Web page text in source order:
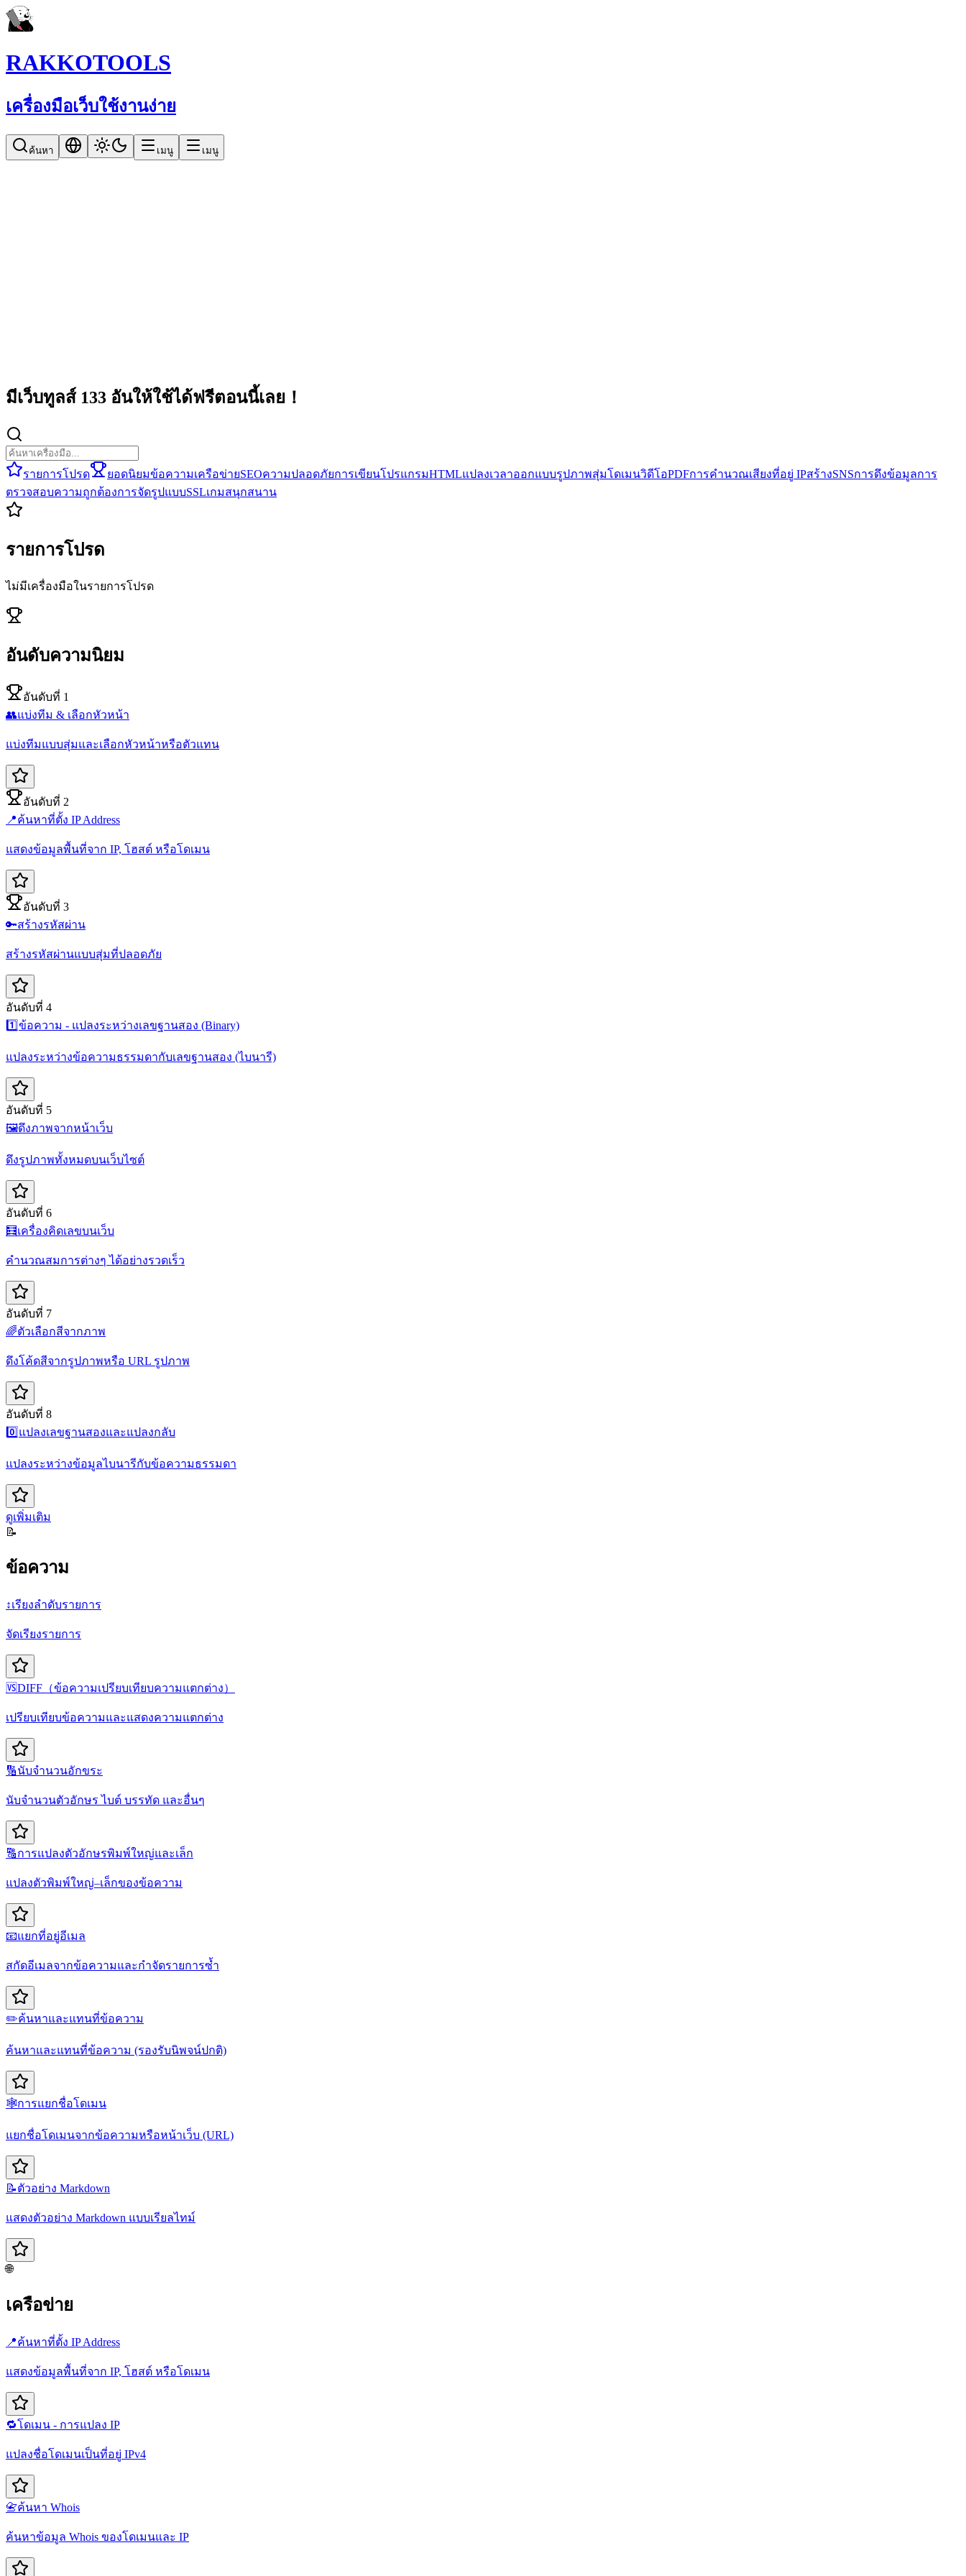
RAKKOTOOLS
เครื่องมือเว็บใช้งานง่าย
ค้นหา เมนู เมนู
มีเว็บทูลส์ 133 อันให้ใช้ได้ฟรีตอนนี้เลย！
รายการโปรด ยอดนิยมข้อความเครือข่ายSEOความปลอดภัยการเขียนโปรแกรมHTMLแปลงเวลาออกแบบรูปภาพสุ่มโดเมนวิดีโอPDFการคำนวณเสียงที่อยู่ IPสร้างSNSการดึงข้อมูลการ
ตรวจสอบความถูกต้องการจัดรูปแบบSSLเกมสนุกสนาน
รายการโปรด
ไม่มีเครื่องมือในรายการโปรด
อันดับความนิยม
อันดับที่ 1
👥แบ่งทีม & เลือกหัวหน้า
แบ่งทีมแบบสุ่มและเลือกหัวหน้าหรือตัวแทน
อันดับที่ 2
📍ค้นหาที่ตั้ง IP Address
แสดงข้อมูลพื้นที่จาก IP, โฮสต์ หรือโดเมน
อันดับที่ 3
🔑สร้างรหัสผ่าน
สร้างรหัสผ่านแบบสุ่มที่ปลอดภัย
อันดับที่ 4
1️⃣ข้อความ - แปลงระหว่างเลขฐานสอง (Binary)
แปลงระหว่างข้อความธรรมดากับเลขฐานสอง (ไบนารี)
อันดับที่ 5
🖼️ดึงภาพจากหน้าเว็บ
ดึงรูปภาพทั้งหมดบนเว็บไซต์
อันดับที่ 6
🧮เครื่องคิดเลขบนเว็บ
คำนวณสมการต่างๆ ได้อย่างรวดเร็ว
อันดับที่ 7
🌈ตัวเลือกสีจากภาพ
ดึงโค้ดสีจากรูปภาพหรือ URL รูปภาพ
อันดับที่ 8
0️⃣ แปลงเลขฐานสองและแปลงกลับ
แปลงระหว่างข้อมูลไบนารีกับข้อความธรรมดา
ดูเพิ่มเติม
📝
ข้อความ
↕️เรียงลำดับรายการ
จัดเรียงรายการ
🆚DIFF（ข้อความเปรียบเทียบความแตกต่าง）
เปรียบเทียบข้อความและแสดงความแตกต่าง
🔢นับจำนวนอักขระ
นับจำนวนตัวอักษร ไบต์ บรรทัด และอื่นๆ
🔠การแปลงตัวอักษรพิมพ์ใหญ่และเล็ก
แปลงตัวพิมพ์ใหญ่–เล็กของข้อความ
📧แยกที่อยู่อีเมล
สกัดอีเมลจากข้อความและกำจัดรายการซ้ำ
✏️ค้นหาและแทนที่ข้อความ
ค้นหาและแทนที่ข้อความ (รองรับนิพจน์ปกติ)
🕸️การแยกชื่อโดเมน
แยกชื่อโดเมนจากข้อความหรือหน้าเว็บ (URL)
📝ตัวอย่าง Markdown
แสดงตัวอย่าง Markdown แบบเรียลไทม์
🌐
เครือข่าย
📍ค้นหาที่ตั้ง IP Address
แสดงข้อมูลพื้นที่จาก IP, โฮสต์ หรือโดเมน
🔁โดเมน - การแปลง IP
แปลงชื่อโดเมนเป็นที่อยู่ IPv4
📇ค้นหา Whois
ค้นหาข้อมูล Whois ของโดเมนและ IP